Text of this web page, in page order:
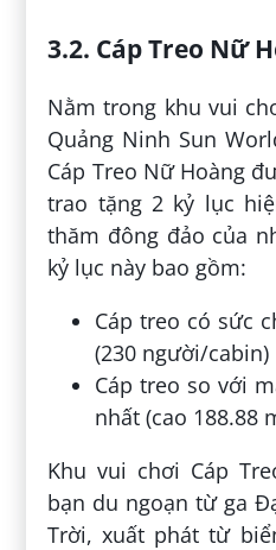
3.2. Cáp Treo Nữ
Nằm trong khu vui
Quảng Ninh Sun
Cáp Treo Nữ Hoàng
trao tặng 2 kỷ lục
thăm đông đảo của
kỷ lục này bao gồm:
Cáp treo có sức
(230 người/cabin)
Cáp treo so với
nhất (cao 188.88
Khu vui chơi Cáp
bạn du ngoạn từ ga
Trời, xuất phát từ